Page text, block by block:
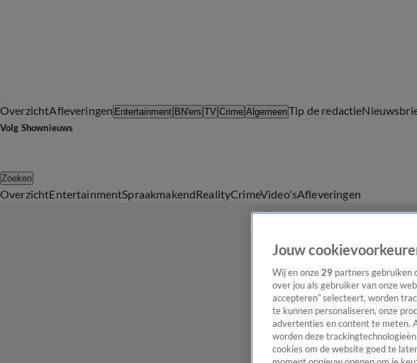
OverzichtAfleveringen Entertainment BN'ers TV Crime AlgemeenTip de redactie
Volg Shownieuws
Zoeken
OverzichtEntertainmentSpraakmakendRealityCrimeVideo'sAfleveringen
Jouw
Wij en onze 29 partners gebruiken
over jou als gebruiker van onze
accepteren” selecteert, worden
te kunnen personaliseren, onze
advertenties en content te meten.
worden deze
cookies om de website goed te